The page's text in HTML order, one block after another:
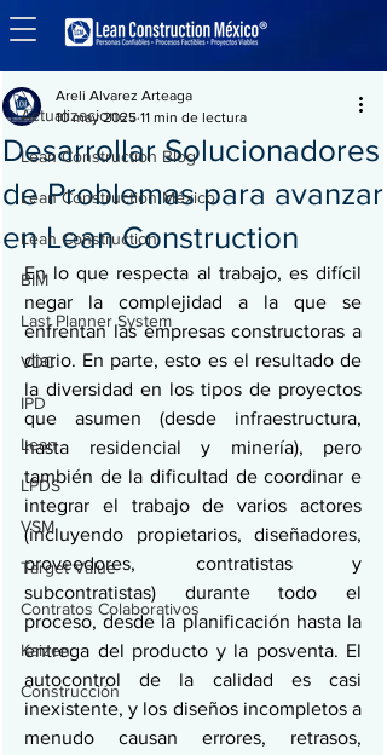
Entrada
Actualizaciones
Lean Construction Blog
Lean Construction México
Lean Construction
BIM
Last Planner System
VDC
IPD
Lean
LPDS
VSM
Target Value
Contratos Colaborativos
Kaizen
Construcción
Desarrollar Solucionadores
de Problemas para avanzar
en Lean Construction
Areli Alvarez Arteaga
10 may 2025 11 min de lectura
En lo que respecta al trabajo, es difícil
negar la complejidad a la que se
enfrentan las empresas constructoras a
diario. En parte, esto es el resultado de
la diversidad en los tipos de proyectos
que asumen (desde infraestructura,
hasta residencial y minería), pero
también de la dificultad de coordinar e
integrar el trabajo de varios actores
(incluyendo propietarios, diseñadores,
proveedores, contratistas y
subcontratistas) durante todo el
proceso, desde la planificación hasta la
entrega del producto y la posventa. El
autocontrol de la calidad es casi
inexistente, y los diseños incompletos a
menudo causan errores, retrasos,